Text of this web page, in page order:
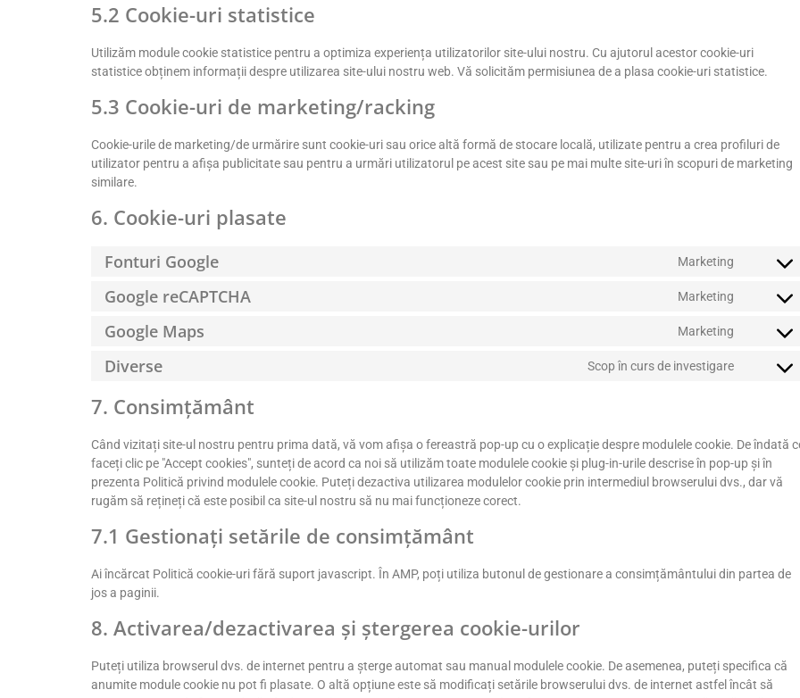
5.2 Cookie-uri statistice
Utilizăm module cookie statistice pentru a optimiza experiența utilizatorilor site-ului nostru. Cu ajutorul acestor cookie-uri
statistice obținem informații despre utilizarea site-ului nostru web. Vă solicităm permisiunea de a plasa cookie-uri statistice.
5.3 Cookie-uri de marketing/racking
Cookie-urile de marketing/de urmărire sunt cookie-uri sau orice altă formă de stocare locală, utilizate pentru a crea profiluri de
utilizator pentru a afișa publicitate sau pentru a urmări utilizatorul pe acest site sau pe mai multe site-uri în scopuri de marketing
similare.
6. Cookie-uri plasate
Fonturi Google Marketing
Google reCAPTCHA Marketing
Google Maps Marketing
Diverse Scop în curs de investigare
7. Consimțământ
Când vizitați site-ul nostru pentru prima dată, vă vom afișa o fereastră pop-up cu o explicație despre modulele cookie. De îndată
faceți clic pe "Accept cookies", sunteți de acord ca noi să utilizăm toate modulele cookie și plug-in-urile descrise în pop-up și în
prezenta Politică privind modulele cookie. Puteți dezactiva utilizarea modulelor cookie prin intermediul browserului dvs., dar vă
rugăm să rețineți că este posibil ca site-ul nostru să nu mai funcționeze corect.
7.1 Gestionați setările de consimțământ
Ai încărcat Politică cookie-uri fără suport javascript. În AMP, poți utiliza butonul de gestionare a consimțământului din partea de
jos a paginii.
8. Activarea/dezactivarea și ștergerea cookie-urilor
Puteți utiliza browserul dvs. de internet pentru a șterge automat sau manual modulele cookie. De asemenea, puteți specifica că
anumite module cookie nu pot fi plasate. O altă opțiune este să modificați setările browserului dvs. de internet astfel încât să